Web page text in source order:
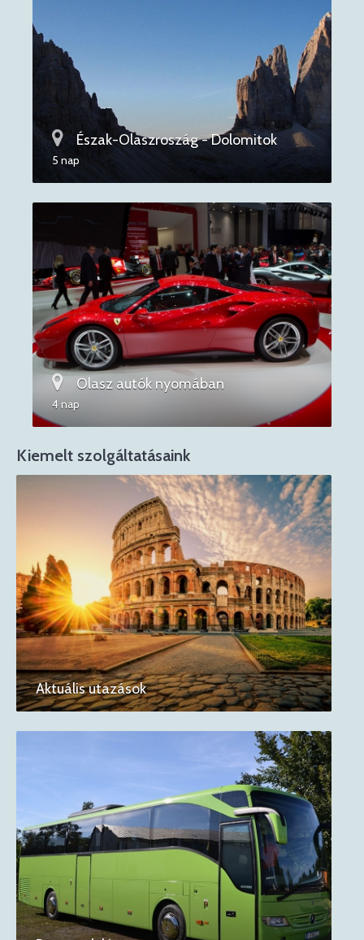
Észak-Olaszroszág - Dolomitok
5 nap
Olasz autók nyomában
4 nap
Kiemelt szolgáltatásaink
Aktuális utazások